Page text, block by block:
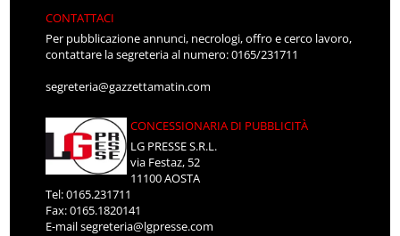
CONTATTACI
Per pubblicazione annunci, necrologi, offro e cerco lavoro,
contattare la segreteria al numero: 0165/231711
segreteria@gazzettamatin.com
CONCESSIONARIA DI PUBBLICITÀ
LG PRESSE S.R.L.
via Festaz, 52
11100 AOSTA
Tel: 0165.231711
Fax: 0165.1820141
E-mailsegreteria@lgpresse.com